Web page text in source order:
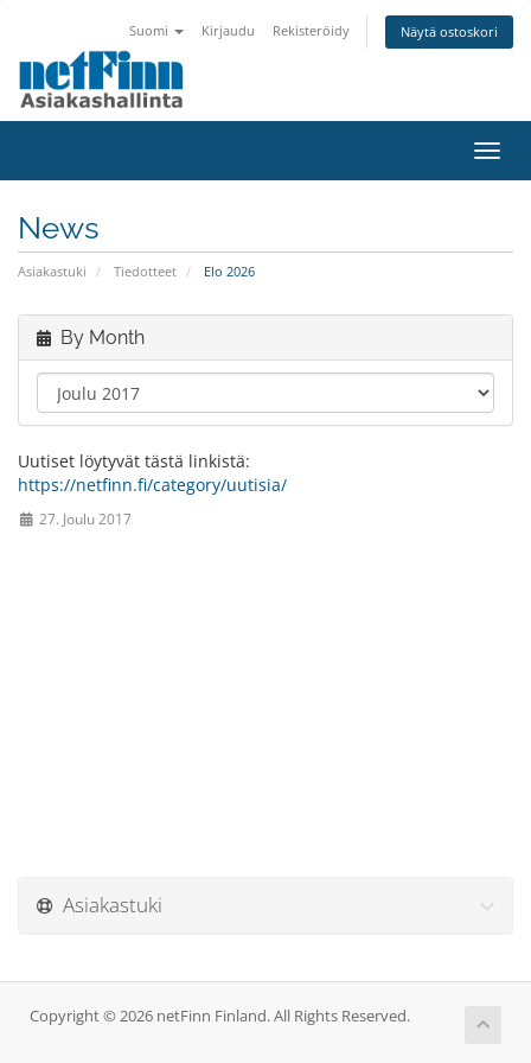
Suomi Kirjaudu Rekisteröidy Näytä ostoskori
News
Asiakastuki Tiedotteet Elo 2026
By Month
Uutiset löytyvät tästä linkistä:
https://netfinn.fi/category/uutisia/
27. Joulu 2017
Asiakastuki
Copyright © 2026 netFinn Finland. All Rights Reserved.